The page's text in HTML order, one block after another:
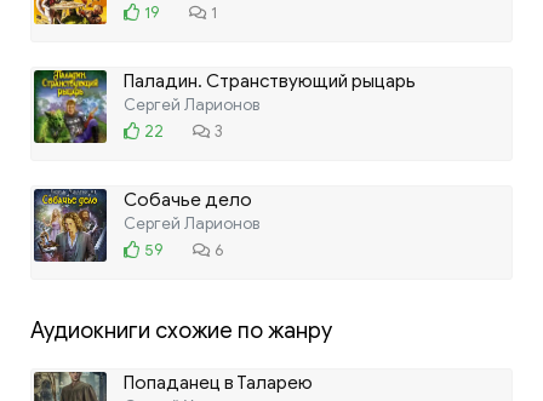
19
1
Паладин. Странствующий рыцарь
Сергей Ларионов
22
3
Собачье дело
Сергей Ларионов
59
6
Аудиокниги схожие по жанру
Попаданец в Таларею